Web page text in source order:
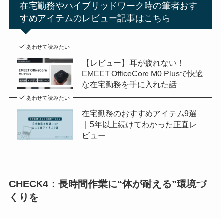
在宅勤務やハイブリッドワーク時の筆者おす
すめアイテムのレビュー記事はこちら
あわせて読みたい
【レビュー】耳が疲れない！
EMEET OfficeCore M0 Plusで快適
な在宅勤務を手に入れた話
あわせて読みたい
在宅勤務のおすすめアイテム9選
｜5年以上続けてわかった正直レ
ビュー
CHECK4：長時間作業に“体が耐える”環境づ
くりを